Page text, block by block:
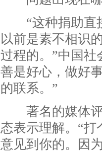
“这种捐助直接
以前是素不相识
过程的。”中国社
善是好心，做好
的联系。”
著名的媒体评
态表示理解。“
意见到你的。因